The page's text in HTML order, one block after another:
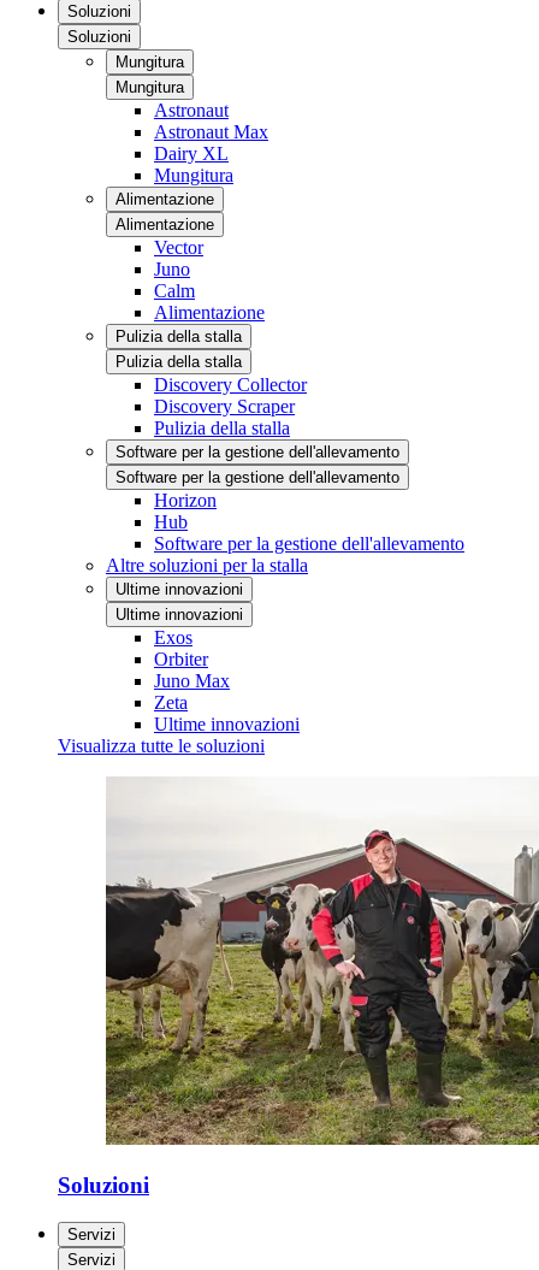
Soluzioni
Soluzioni
Mungitura
Mungitura
Astronaut
Astronaut Max
Dairy XL
Mungitura
Alimentazione
Alimentazione
Vector
Juno
Calm
Alimentazione
Pulizia della stalla
Pulizia della stalla
Discovery Collector
Discovery Scraper
Pulizia della stalla
Software per la gestione dell'allevamento
Software per la gestione dell'allevamento
Horizon
Hub
Software per la gestione dell'allevamento
Altre soluzioni per la stalla
Ultime innovazioni
Ultime innovazioni
Exos
Orbiter
Juno Max
Zeta
Ultime innovazioni
Visualizza tutte le soluzioni
Soluzioni
Servizi
Servizi